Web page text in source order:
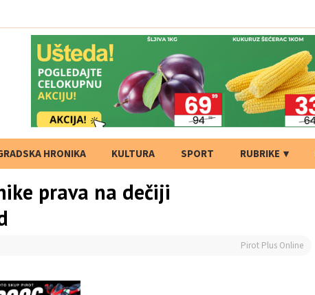
HRONIKA KULTURA SPORT RUBRIKE
prava na dečiji
Pirot Plus Online